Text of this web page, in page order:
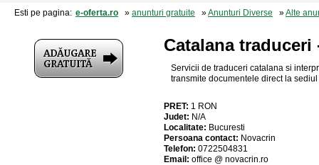
Esti pe pagina: e-oferta.ro » anunturi gratuite »Anunturi Diverse »Alte
Catalana
Servicii de traduceri catalana si
transmite documentele direct la
PRET: 1 RON
Judet: N/A
Localitate: Bucuresti
Persoana contact: Novacrin
Telefon: 0722504831
Email: office @ novacrin.ro